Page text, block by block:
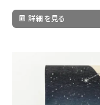
詳細を見る